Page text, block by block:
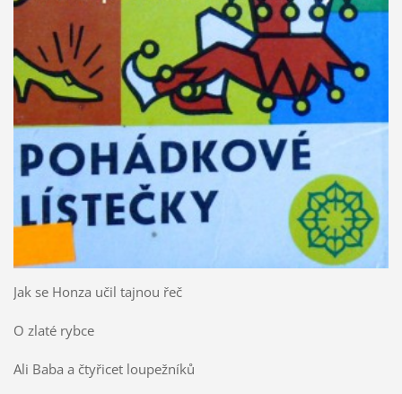
Jak se Honza učil tajnou řeč
O zlaté rybce
Ali Baba a čtyřicet loupežníků